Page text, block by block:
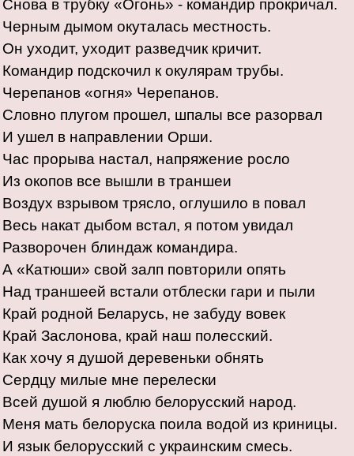
Снова в трубку «Огонь» - командир прокричал.
Черным дымом окуталась местность.
Он уходит, уходит разведчик кричит.
Командир подскочил к окулярам трубы.
Черепанов «огня» Черепанов.
Словно плугом прошел, шпалы все разорвал
И ушел в направлении Орши.
Час прорыва настал, напряжение росло
Из окопов все вышли в траншеи
Воздух взрывом трясло, оглушило в повал
Весь накат дыбом встал, я потом увидал
Разворочен блиндаж командира.
А «Катюши» свой залп повторили опять
Над траншеей встали отблески гари и пыли
Край родной Беларусь, не забуду вовек
Край Заслонова, край наш полесский.
Как хочу я душой деревеньки обнять
Сердцу милые мне перелески
Всей душой я люблю белорусский народ.
Меня мать белоруска поила водой из криницы.
И язык белорусский с украинским смесь.